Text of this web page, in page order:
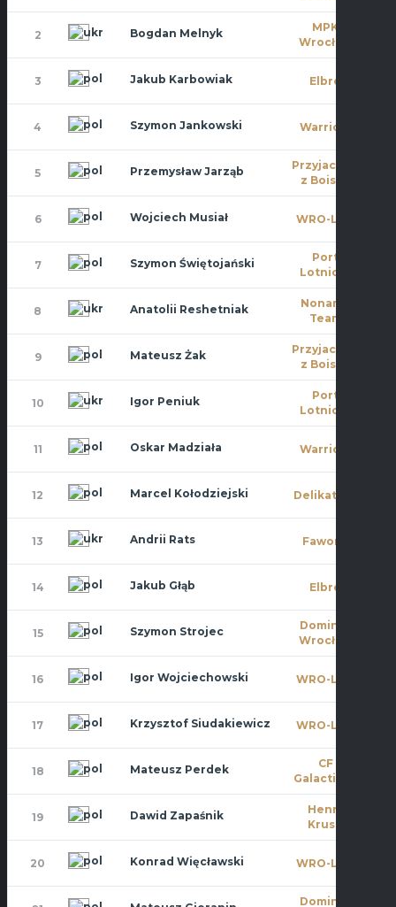
2 Bogdan Melnyk
MPK
Wrocław
3 Jakub Karbowiak Elbro
4 Szymon Jankowski Warriors
5 Przemysław Jarząb
Przyjaciele
z Boiska
6 Wojciech Musiał WRO-LOT
7 Szymon Świętojański
Port
Lotniczy
8 Anatolii Reshetniak
Noname
Team
9 Mateusz Żak
Przyjaciele
z Boiska
10 Igor Peniuk
Port
Lotniczy
11 Oskar Madziała Warriors
12 Marcel Kołodziejski Delikatesy
13 Andrii Rats Faworit
14 Jakub Głąb Elbro
15 Szymon Strojec
Dominat
Wrocław
16 Igor Wojciechowski WRO-LOT
17 Krzysztof Siudakiewicz WRO-LOT
18 Mateusz Perdek
CF
Galacticos
19 Dawid Zapaśnik
Henry
Kruse
20 Konrad Więcławski WRO-LOT
Dominat